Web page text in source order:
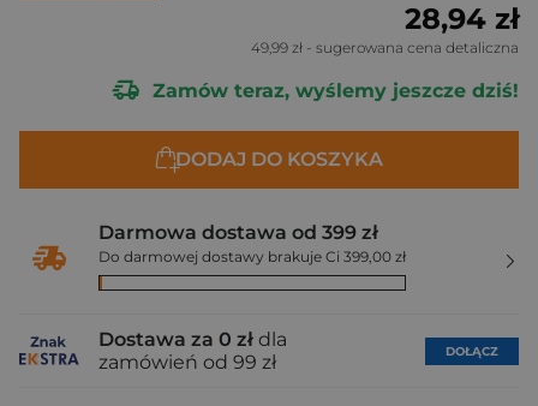
28,94 zł
49,99 zł - sugerowana cena detaliczna
Zamów teraz, wyślemy jeszcze dziś!
DODAJ DO KOSZYKA
Darmowa dostawa od 399 zł
Do darmowej dostawy brakuje Ci 399,00 zł
Dostawa za 0 zł dla
zamówień od 99 zł
DOŁĄCZ